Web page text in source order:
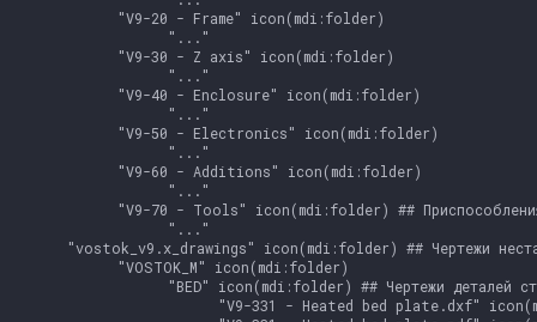
            "V9-20 - Frame" icon(mdi:folder)
                  "..."
            "V9-30 - Z axis" icon(mdi:folder)
                  "..."
            "V9-40 - Enclosure" icon(mdi:folder)
                  "..."
            "V9-50 - Electronics" icon(mdi:folder)
                  "..."
            "V9-60 - Additions" icon(mdi:folder)
                  "..."
"V9-70 - Tools" icon(mdi:folder) ##
                  "..."
"vostok_v9.x_drawings" icon(mdi:folder) ## Чертежи
            "VOSTOK_M" icon(mdi:folder)
"BED" icon(mdi:folder) ## Чертежи деталей
"V9-331 - Heated bed plate.dxf"